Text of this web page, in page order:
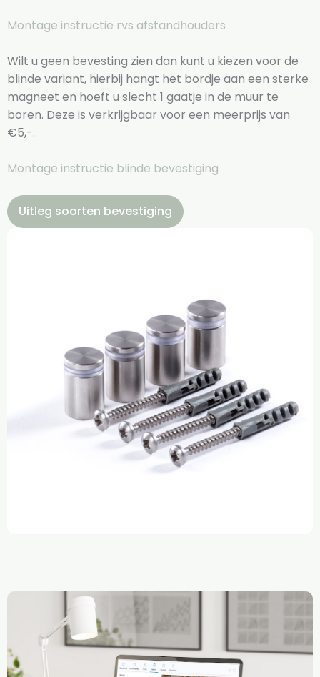
Montage instructie rvs afstandhouders
Wilt u geen bevesting zien dan kunt u kiezen voor de
blinde variant, hierbij hangt het bordje aan een sterke
magneet en hoeft u slecht 1 gaatje in de muur te
boren. Deze is verkrijgbaar voor een meerprijs van
€5,-.
Montage instructie blinde bevestiging
Uitleg soorten bevestiging